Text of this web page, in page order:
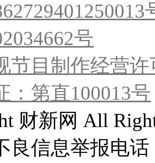
号
节目制作经营
：第直100013号
财新网 All
良信息举报电